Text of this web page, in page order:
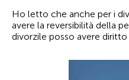
Ho letto che anche per i
avere la reversibilità della
divorzile posso avere diritto